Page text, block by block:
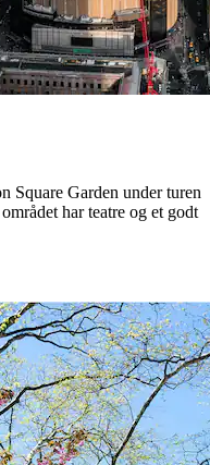
Square Garden under turen
har teatre og et godt